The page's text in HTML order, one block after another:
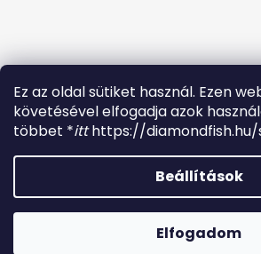
Ez az oldal sütiket használ. Ezen
követésével elfogadja azok
többet *itt https://
Beállítások
Elfogadom
Kérdésed van ? Fordulj hozzánk
ugyfelszolgalat.diamondfish@gmail.com
Facebook
Diamondfish.